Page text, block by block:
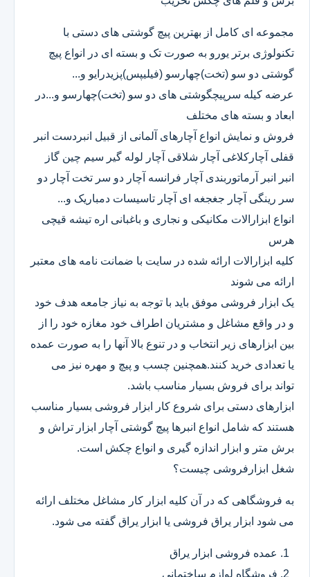
مجموعه ای کامل از بهترین پیچ گوشتی های دستی با
تکنولوژی برتر یورو به صورت تک و بسته ای در انواع پیچ
گوشتی دو سو (تخت)چهارسو (فیلیپس)پزیدرایو و...
عرضه کیله سرپیچگوشتی های دو سو (تخت)چهارسو و...در
ابعاد و بسته های مختلف
فروش و نمایش انواع آچارهای آلمانی از قبیل انبردست انبر
قفلی آچارکلاغی آچار شلاقی آچار لوله گیر سیم چین گاز
انبر انبر آرماتوربندی آچار فرانسه آچار دو سر تخت آچار دو
سر رینگی آچار جغجغه ای آچار تاسیسات دمباریک و...
انواع ابزارالات مکانیکی و نجاری و باغبانی اره تیشه قیچی
هرس
کلیه ابزارالات ارائه شده در سایت با ضمانت نامه های معتبر
ارائه می شوند
یک ابزار فروشی موفق باید با توجه به نیاز جامعه هدف خود
و در واقع مشاغل و مشتریان اطراف خود مغازه خود را از
بین ابزارهای زیر انتخاب و در تنوع بالا آنها را به صورت عمده
یا تعدادی خرید کنند.همچنین چسب و پیچ و مهره نیز می
تواند برای فروش بسیار مناسب باشد.
ابزارهای دستی برای شروع کار ابزار فروشی بسیار مناسب
هستند که شامل انواع انبرها پیچ گوشتی آچار ابزار تراش و
برش متر و ابزار اندازه گیری و انواع چکش است.
شغل ابزارفروشی چیست؟
به فروشگاهی که در آن کلیه ابزار کار مشاغل مختلف ارائه
می شود ابزار یراق فروشی یا ابزار یراق گفته می شود.
عمده فروشی ابزار یراق
فروشگاه لوازم ساختمانی